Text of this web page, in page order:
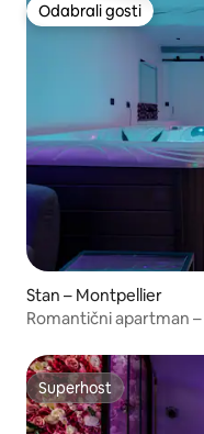
Odabrali gosti
Odabrali gosti
Stan – Montpellier
Romantični apartman
Superhost
Superhost